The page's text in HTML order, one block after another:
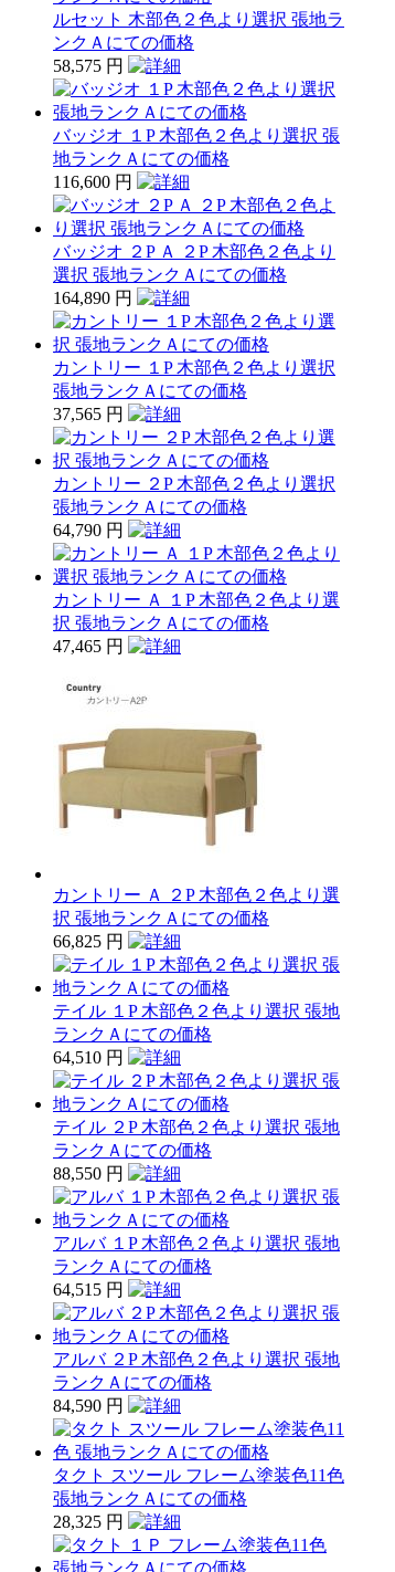
ルセット 木部色２色より選択 張地ラ
ンクＡにての価格
58,575 円
バッジオ １P 木部色２色より選択 張
地ランクＡにての価格
116,600 円
バッジオ ２P Ａ ２P 木部色２色より
選択 張地ランクＡにての価格
164,890 円
カントリー １P 木部色２色より選択
張地ランクＡにての価格
37,565 円
カントリー ２P 木部色２色より選択
張地ランクＡにての価格
64,790 円
カントリー Ａ １P 木部色２色より選
択 張地ランクＡにての価格
47,465 円
カントリー Ａ ２P 木部色２色より選
択 張地ランクＡにての価格
66,825 円
テイル １P 木部色２色より選択 張地
ランクＡにての価格
64,510 円
テイル ２P 木部色２色より選択 張地
ランクＡにての価格
88,550 円
アルバ １P 木部色２色より選択 張地
ランクＡにての価格
64,515 円
アルバ ２P 木部色２色より選択 張地
ランクＡにての価格
84,590 円
タクト スツール フレーム塗装色11色
張地ランクＡにての価格
28,325 円